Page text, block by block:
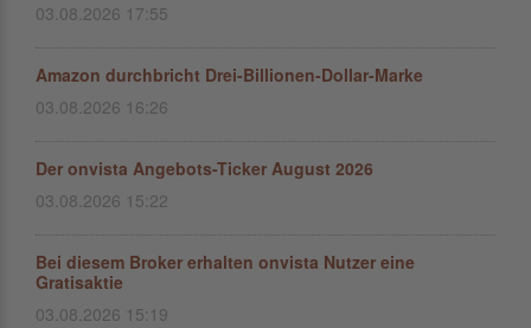
03.08.2026 17:55
Amazon durchbricht Drei-Billionen-Dollar-Marke
03.08.2026 16:26
Der onvista Angebots-Ticker August 2026
03.08.2026 15:22
Bei diesem Broker erhalten onvista Nutzer eine
Gratisaktie
03.08.2026 15:19